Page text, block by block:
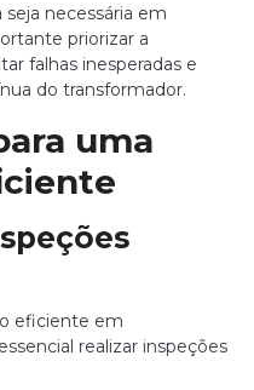
necessária em
priorizar a
falhas inesperadas e
do transformador.
uma
eficiente em
realizar inspeções